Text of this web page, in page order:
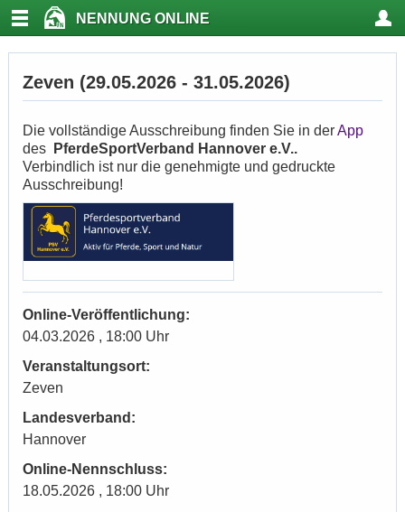
NENNUNG ONLINE
Zeven (29.05.2026 - 31.05.2026)
Die vollständige Ausschreibung finden Sie in derApp
des
PferdeSportVerband Hannover e.V..
Verbindlich ist nur die genehmigte und gedruckte
Ausschreibung!
Online-Veröffentlichung:
04.03.2026 , 18:00 Uhr
Veranstaltungsort:
Zeven
Landesverband:
Hannover
Online-Nennschluss:
18.05.2026 , 18:00 Uhr